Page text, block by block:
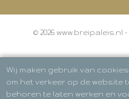
© 2026
Wij maken gebruik van
om het verkeer op de website
behoren te laten werken en